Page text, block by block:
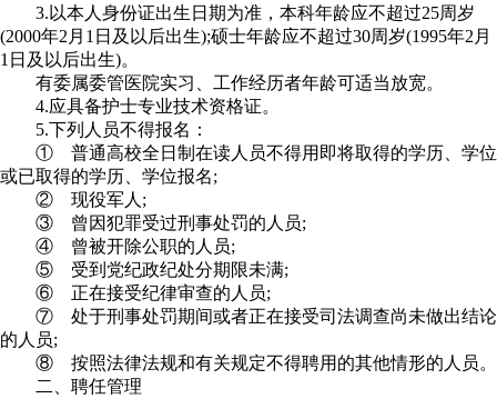
3.以本人身份证出生日期为准，本科年龄应不超过25周岁
(2000年2月1日及以后出生);硕士年龄应不超过30周岁(1995年2月
1日及以后出生)。
有委属委管医院实习、工作经历者年龄可适当放宽。
4.应具备护士专业技术资格证。
5.下列人员不得报名：
① 普通高校全日制在读人员不得用即将取得的学历、学位
或已取得的学历、学位报名;
② 现役军人;
③ 曾因犯罪受过刑事处罚的人员;
④ 曾被开除公职的人员;
⑤ 受到党纪政纪处分期限未满;
⑥ 正在接受纪律审查的人员;
⑦ 处于刑事处罚期间或者正在接受司法调查尚未做出结论
的人员;
⑧ 按照法律法规和有关规定不得聘用的其他情形的人员。
二、聘任管理